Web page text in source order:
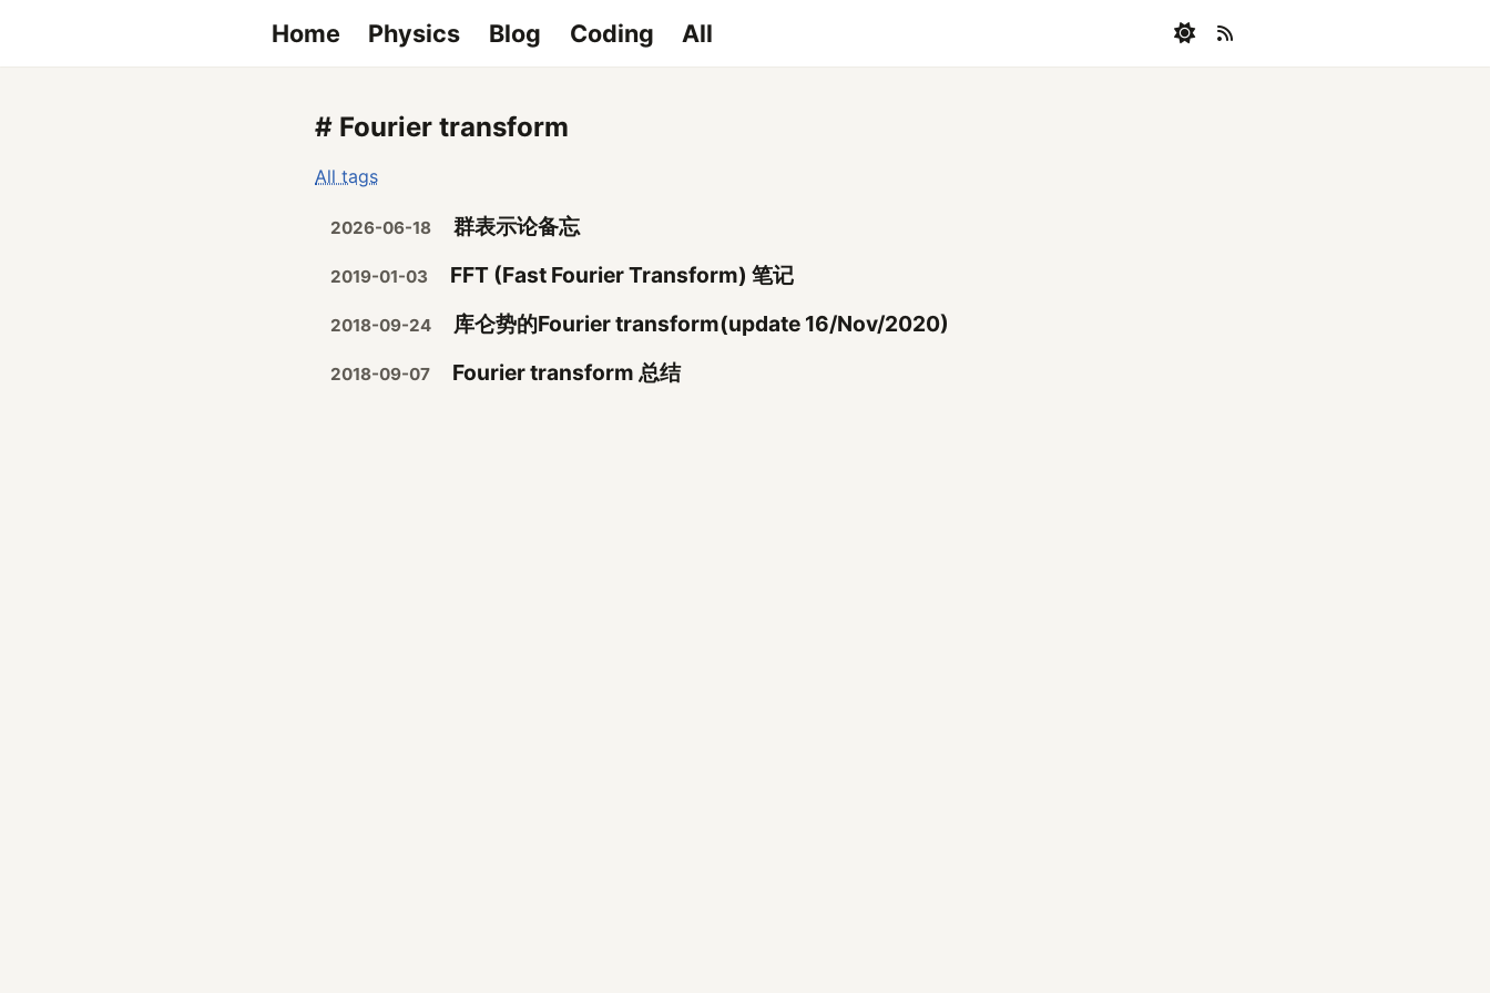
Home Physics Blog Coding All
# Fourier transform
All tags
2026-06-18 群表示论备忘
2019-01-03 FFT (Fast Fourier Transform) 笔记
2018-09-24 库仑势的Fourier transform(update 16/Nov/2020)
2018-09-07 Fourier transform 总结